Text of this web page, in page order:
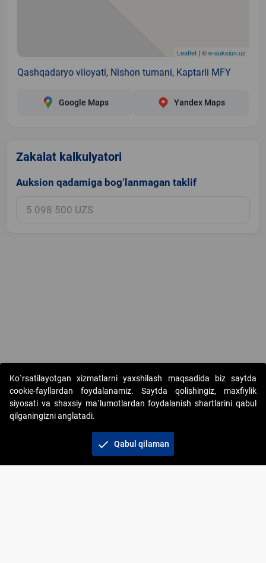
Leaflet | ©e-auksion.uz
Qashqadaryo viloyati, Nishon tumani, Kaptarli MFY
Google Maps Yandex Maps
Zakalat kalkulyatori
Auksion qadamiga bog‘lanmagan taklif
Copyright © 2017-2026. "Elektron onlayn-auksionlarni tashkil etish"
AJ. Barcha huquqlar himoyalangan
+998 71 202-21-11
Ko`rsatilayotgan xizmatlarni yaxshilash maqsadida biz saytda
cookie-fayllardan foydalanamiz. Saytda qolishingiz, maxfiylik
siyosati va shaxsiy ma`lumotlardan foydalanish shartlarini qabul
qilganingizni anglatadi.
check Qabul qilaman